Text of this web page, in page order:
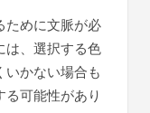
ために文脈が必
は、選択する色
いかない場合も
可能性があり